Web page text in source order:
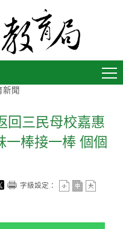
新聞
回三民母校嘉惠
一棒接一棒 個個
字級設定：